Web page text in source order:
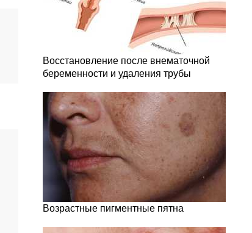
Восстановление после внематочной
беременности и удаления трубы
Возрастные пигментные пятна